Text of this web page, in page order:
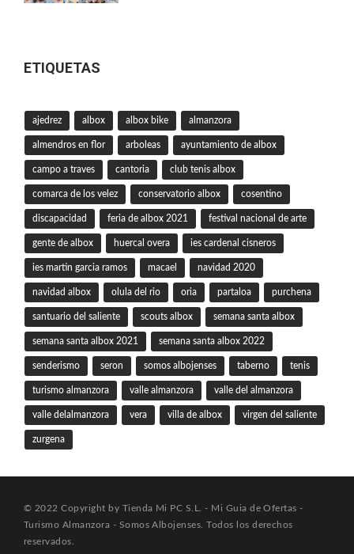
ETIQUETAS
ajedrez albox albox bike almanzora
almendros en flor arboleas ayuntamiento de albox
campo a traves cantoria club tenis albox
comarca de los velez conservatorio albox cosentino
discapacidad feria de albox 2021 festival nacional de arte
gente de albox huercal overa ies cardenal cisneros
ies martin garcia ramos macael navidad 2020
navidad albox olula del rio oria partaloa purchena
santuario del saliente scouts albox semana santa albox
semana santa albox 2021 semana santa albox 2022
senderismo seron somos albojenses taberno tenis
turismo almanzora valle almanzora valle del almanzora
valle delalmanzora vera villa de albox virgen del saliente
zurgena
© 2022 Copyright by Tienda Mi PC S.L. - Mi Guia de Ofertas -
Turismo Almanzora - Somos Albojenses. Todos los derechos
reservados.